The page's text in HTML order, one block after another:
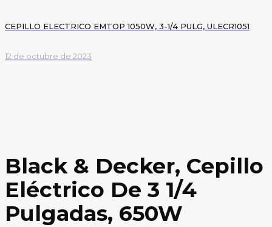
CEPILLO ELECTRICO EMTOP 1050W, 3-1/4 PULG, ULECR1051
12 de octubre de 2023
Black & Decker, Cepillo
Eléctrico De 3 1/4
Pulgadas, 650W